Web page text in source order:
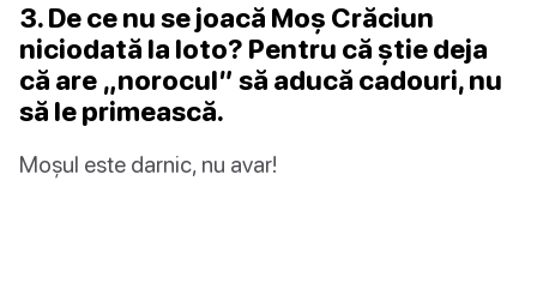
3. De ce nu se joacă Moș Crăciun
niciodată la loto? Pentru că știe deja
că are „norocul” să aducă cadouri, nu
să le primească.
Moșul este darnic, nu avar!